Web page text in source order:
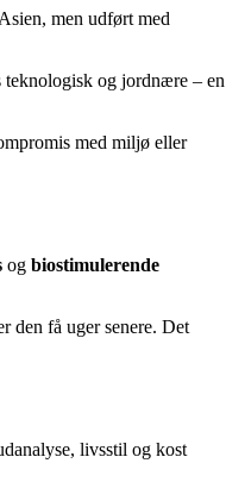
men udført med
teknologisk og jordnære – en
med miljø eller
og biostimulerende
den få uger senere. Det
livsstil og kost